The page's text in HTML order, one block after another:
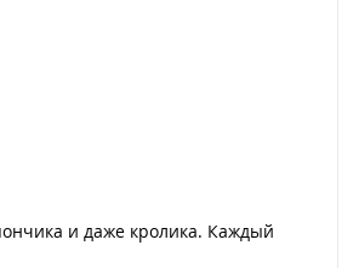
и даже кролика. Каждый